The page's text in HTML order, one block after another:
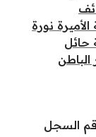
نورة
حائل
السجل